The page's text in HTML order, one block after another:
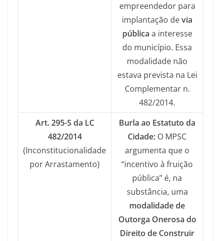
empreendedor para
implantação devia
pública a interesse
do município. Essa
modalidade não
estava prevista na Lei
Complementar n.
482/2014.
Art. 295-S da LC
482/2014
(Inconstitucionalidade
por Arrastamento)
Burla ao Estatuto da
Cidade: O MPSC
argumenta que o
“incentivo à fruição
pública” é, na
substância, uma
modalidade de
Outorga Onerosa do
Direito de Construir